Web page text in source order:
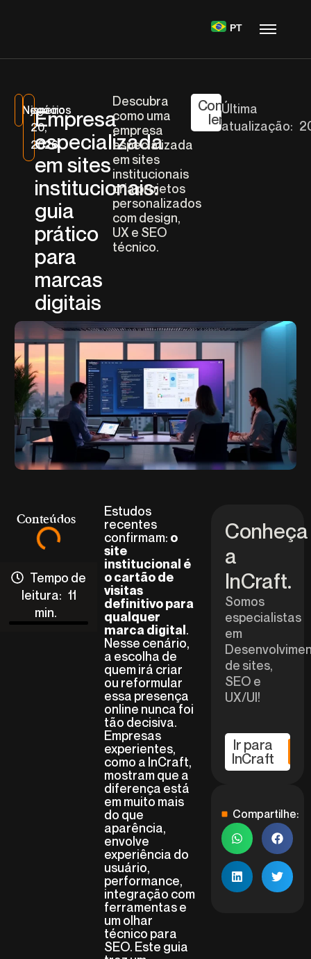
PT
Negócios
janeiro
20,
2026
Empresa
especializada
em sites
institucionais:
guia
prático
para
marcas
digitais
Descubra
como uma
empresa
especializada
em sites
institucionais
cria projetos
personalizados
com design,
UX e SEO
técnico.
Continue
lendo
Última
atualização:
Conteúdos
Tempo de
leitura: 11
min.
Estudos
recentes
confirmam: o
site
institucional é
o cartão de
visitas
definitivo para
qualquer
marca digital .
Nesse cenário,
a escolha de
quem irá criar
ou reformular
essa presença
online nunca foi
tão decisiva.
Empresas
experientes,
como a InCraft,
mostram que a
diferença está
em muito mais
do que
aparência,
envolve
experiência do
usuário,
performance,
integração com
ferramentas e
um olhar
técnico para
SEO. Este guia
Conheça
a
InCraft.
Somos
especialistas
em
de sites,
SEO e
UX/UI!
Ir para
InCraft
Compartilhe: